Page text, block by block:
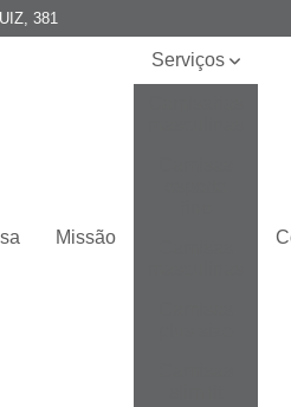
381
Missão
Serviços